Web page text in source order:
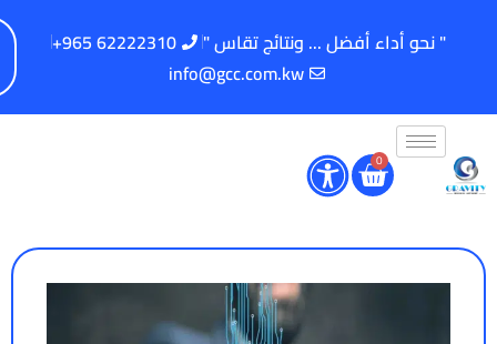
" نحو أداء أفضل ... ونتائج تقاس "
62222310 965+
info@gcc.com.kw
0